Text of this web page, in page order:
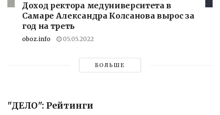
Доход ректора медуниверситета в
Самаре Александра Колсанова вырос за
год на треть
oboz.info 05.05.2022
БОЛЬШЕ
"ДЕЛО": Рейтинги